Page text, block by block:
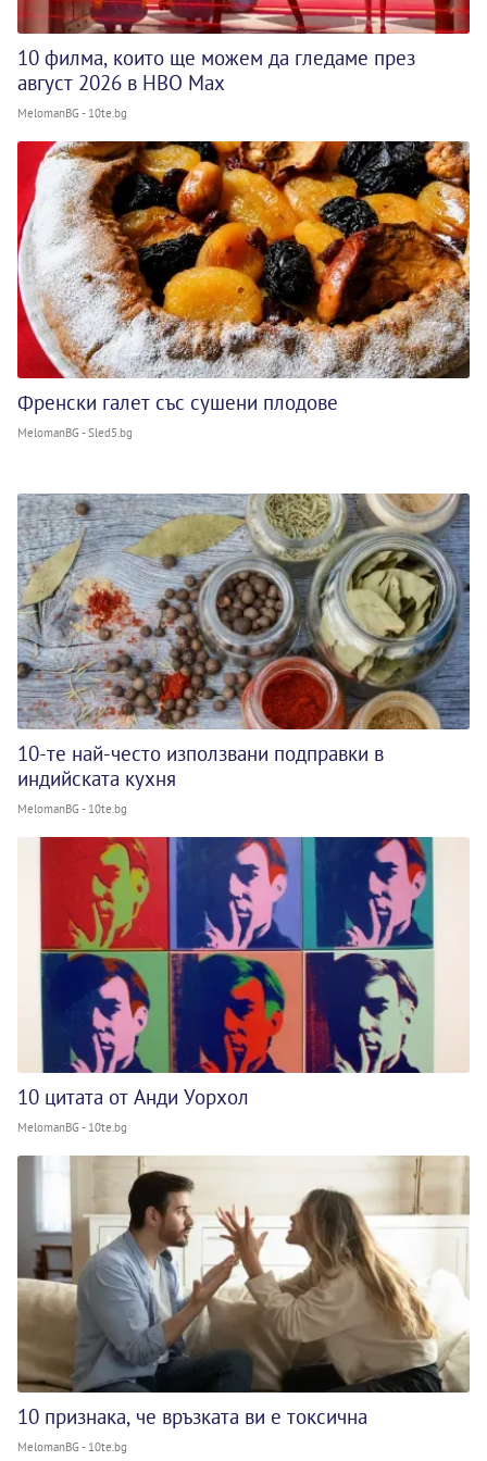
10 филма, които ще можем да гледаме през
август 2026 в HBO Max
MelomanBG - 10te.bg
Френски галет със сушени плодове
MelomanBG - Sled5.bg
10-те най-често използвани подправки в
индийската кухня
MelomanBG - 10te.bg
10 цитата от Анди Уорхол
MelomanBG - 10te.bg
10 признака, че връзката ви е токсична
MelomanBG - 10te.bg